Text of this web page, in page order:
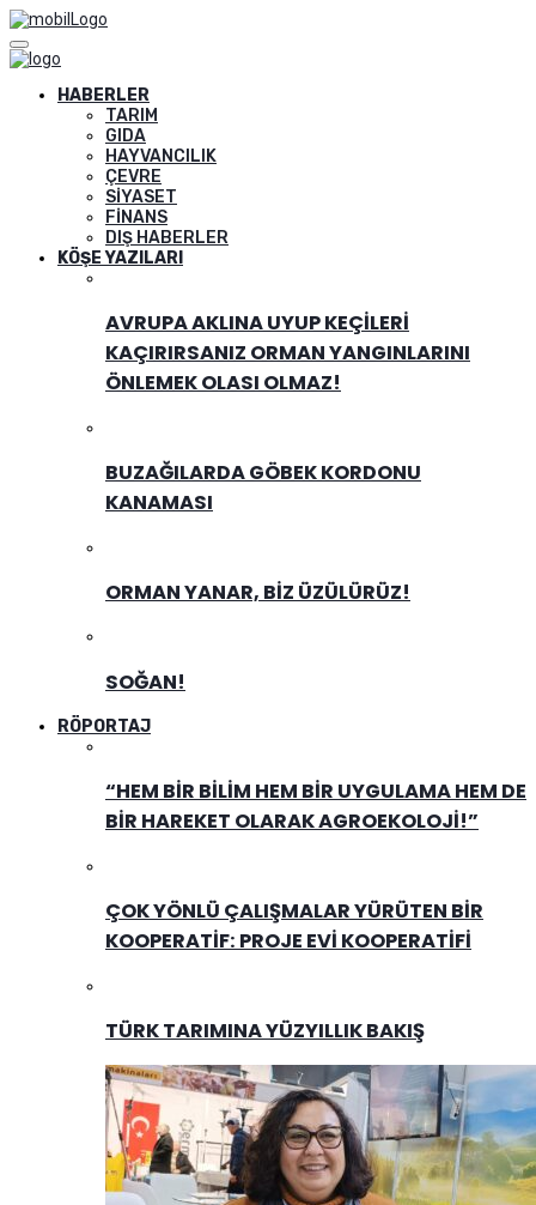
HABERLER
TARIM
GIDA
HAYVANCILIK
ÇEVRE
SIYASET
FINANS
DIŞ HABERLER
KÖŞE YAZILARI
AVRUPA AKLINA UYUP KEÇILERI
KAÇIRIRSANIZ ORMAN YANGINLARINI
ÖNLEMEK OLASI OLMAZ!
BUZAĞILARDA GÖBEK KORDONU
KANAMASI
ORMAN YANAR, BIZ ÜZÜLÜRÜZ!
SOĞAN!
RÖPORTAJ
“HEM BIR BILIM HEM BIR UYGULAMA HEM DE
BIR HAREKET OLARAK AGROEKOLOJI!”
ÇOK YÖNLÜ ÇALIŞMALAR YÜRÜTEN BIR
KOOPERATIF: PROJE EVI KOOPERATIFI
TÜRK TARIMINA YÜZYILLIK BAKIŞ